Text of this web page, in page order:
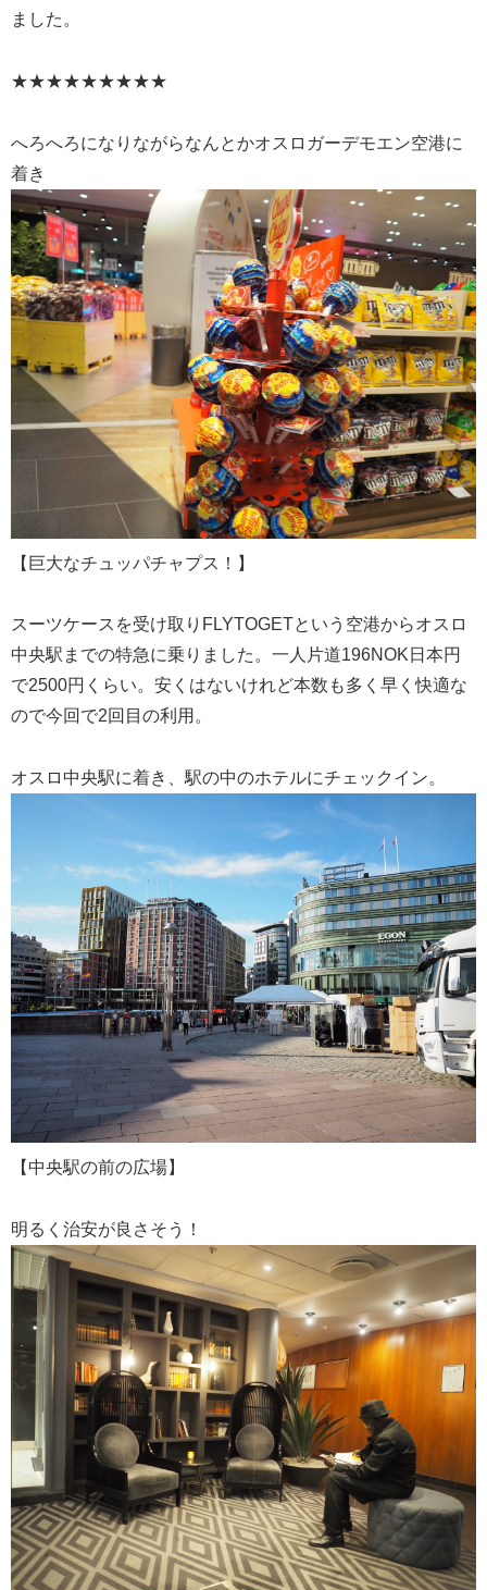
ました。
★★★★★★★★★
へろへろになりながらなんとかオスロガーデモエン空港に
着き
【巨大なチュッパチャプス！】
スーツケースを受け取りFLYTOGETという空港からオスロ
中央駅までの特急に乗りました。一人片道196NOK日本円
で2500円くらい。安くはないけれど本数も多く早く快適な
ので今回で2回目の利用。
オスロ中央駅に着き、駅の中のホテルにチェックイン。
【中央駅の前の広場】
明るく治安が良さそう！